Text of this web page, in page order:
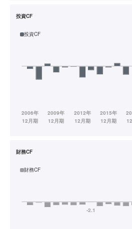
投資CF
投資CF
財務CF
財務CF